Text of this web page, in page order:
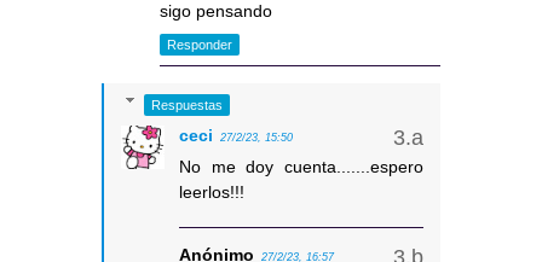
sigo pensando
Responder
Respuestas
ceci 27/2/23, 15:50
No me doy cuenta.......espero
leerlos!!!
Anónimo 27/2/23, 16:57